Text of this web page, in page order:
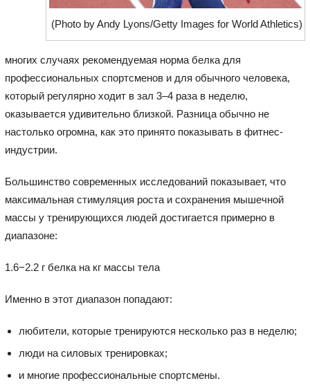
(Photo by Andy Lyons/Getty Images for World Athletics)
многих случаях рекомендуемая норма белка для
профессиональных спортсменов и для обычного человека,
который регулярно ходит в зал 3–4 раза в неделю,
оказывается удивительно близкой. Разница обычно не
настолько огромна, как это принято показывать в фитнес-
индустрии.
Большинство современных исследований показывает, что
максимальная стимуляция роста и сохранения мышечной
массы у тренирующихся людей достигается примерно в
диапазоне:
1.6−2.2 г белка на кг массы тела
Именно в этот диапазон попадают:
любители, которые тренируются несколько раз в неделю;
люди на силовых тренировках;
и многие профессиональные спортсмены.